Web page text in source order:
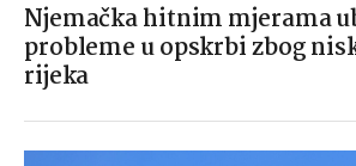
Njemačka hitnim mjerama
probleme u opskrbi zbog
rijeka